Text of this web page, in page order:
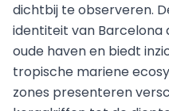
dichtbij te observeren.
identiteit van Barcelona
oude haven en biedt
tropische mariene
zones presenteren